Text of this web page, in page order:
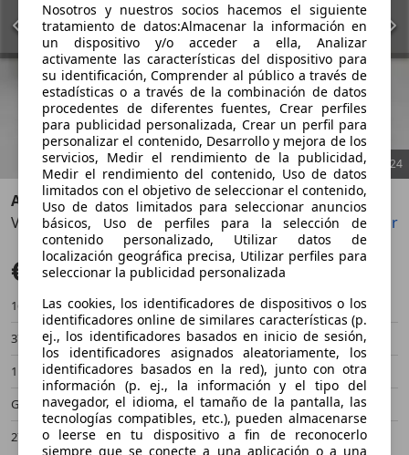
Anterior
24
Aston Martin V8
Vantage V8 Roadster -Ultramarine Black-
Guardar Compartir
€ 132.888
16.900 km
10/2023
375 kW (510 CV)
Ocasión
1 Propietario
Automático
Gasolina
- (l/100 km)
279 g/km (mixto)
-/-
Nosotros y nuestros socios hacemos el siguiente
tratamiento de datos:Almacenar la información en
un dispositivo y/o acceder a ella, Analizar
activamente las características del dispositivo para
su identificación, Comprender al público a través de
estadísticas o a través de la combinación de datos
procedentes de diferentes fuentes, Crear perfiles
para publicidad personalizada, Crear un perfil para
personalizar el contenido, Desarrollo y mejora de los
servicios, Medir el rendimiento de la publicidad,
Medir el rendimiento del contenido, Uso de datos
limitados con el objetivo de seleccionar el contenido,
Uso de datos limitados para seleccionar anuncios
básicos, Uso de perfiles para la selección de
contenido personalizado, Utilizar datos de
localización geográfica precisa, Utilizar perfiles para
seleccionar la publicidad personalizada
Las cookies, los identificadores de dispositivos o los
identificadores online de similares características (p.
ej., los identificadores basados en inicio de sesión,
los identificadores asignados aleatoriamente, los
identificadores basados en la red), junto con otra
información (p. ej., la información y el tipo del
navegador, el idioma, el tamaño de la pantalla, las
tecnologías compatibles, etc.), pueden almacenarse
o leerse en tu dispositivo a fin de reconocerlo
siempre que se conecte a una aplicación o a una